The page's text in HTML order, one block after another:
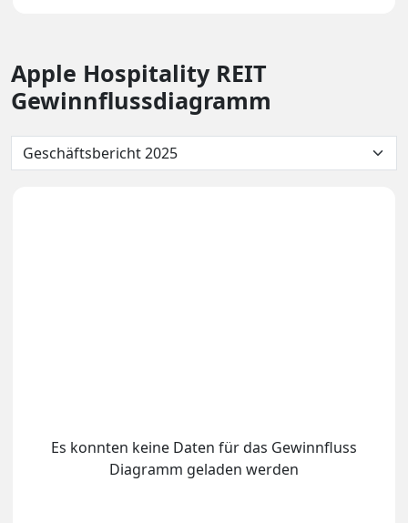
Apple Hospitality REIT
Gewinnflussdiagramm
Es konnten keine Daten für das Gewinnfluss
Diagramm geladen werden